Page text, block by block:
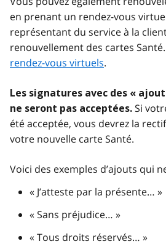
en prenant un rendez-vous
représentant du service à la
renouvellement des cartes Santé.
rendez-vous virtuels.
Les signatures avec des «
ne seront pas acceptées. Si
été acceptée, vous devrez la
votre nouvelle carte Santé.
Voici des exemples d’ajouts qui
« J’atteste par la présente… »
« Sans préjudice… »
« Tous droits réservés… »